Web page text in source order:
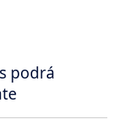
podrá